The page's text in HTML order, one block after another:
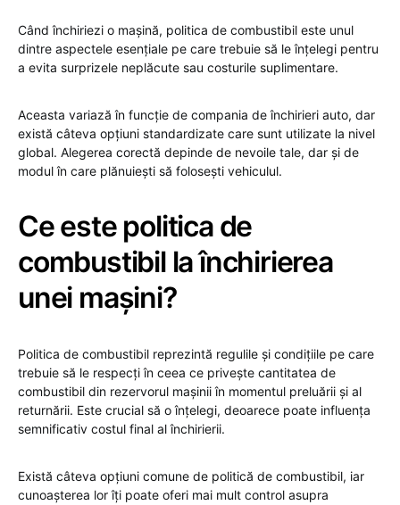
Când închiriezi o mașină, politica de combustibil este unul
dintre aspectele esențiale pe care trebuie să le înțelegi pentru
a evita surprizele neplăcute sau costurile suplimentare.
Aceasta variază în funcție de compania de închirieri auto, dar
există câteva opțiuni standardizate care sunt utilizate la nivel
global. Alegerea corectă depinde de nevoile tale, dar și de
modul în care plănuiești să folosești vehiculul.
Ce este politica de
combustibil la închirierea
unei mașini?
Politica de combustibil reprezintă regulile și condițiile pe care
trebuie să le respecți în ceea ce privește cantitatea de
combustibil din rezervorul mașinii în momentul preluării și al
returnării. Este crucial să o înțelegi, deoarece poate influența
semnificativ costul final al închirierii.
Există câteva opțiuni comune de politică de combustibil, iar
cunoașterea lor îți poate oferi mai mult control asupra